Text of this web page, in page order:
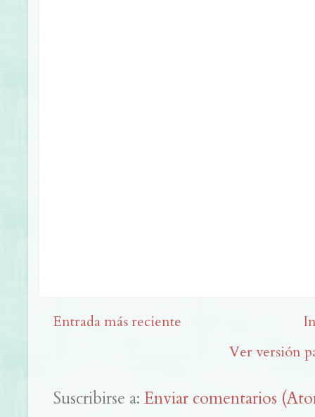
Entrada más reciente
Ver versión
Suscribirse a: Enviar comentarios